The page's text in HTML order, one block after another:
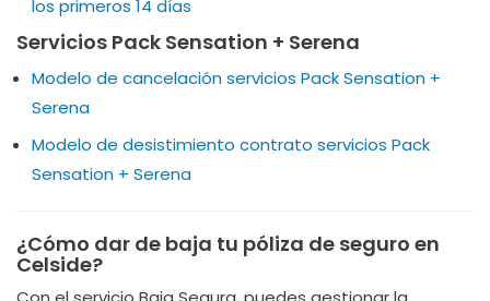
los primeros 14 días
Servicios Pack Sensation + Serena
Modelo de cancelación servicios Pack Sensation +
Serena
Modelo de desistimiento contrato servicios Pack
Sensation + Serena
¿Cómo dar de baja tu póliza de seguro en
Celside?